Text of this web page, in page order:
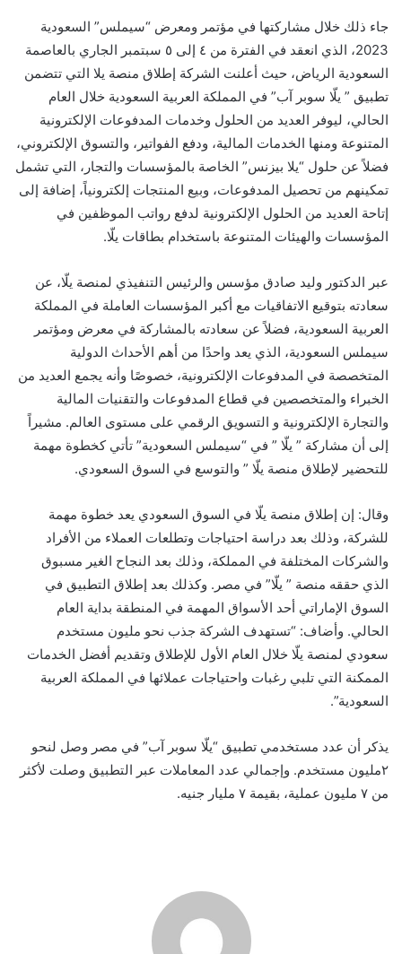
جاء ذلك خلال مشاركتها في مؤتمر ومعرض “سيملس” السعودية
2023، الذي انعقد في الفترة من ٤ إلى ٥ سبتمبر الجاري بالعاصمة
السعودية الرياض، حيث أعلنت الشركة إطلاق منصة يلا التي تتضمن
تطبيق ” يلّا سوبر آب” في المملكة العربية السعودية خلال العام
الحالي، ليوفر العديد من الحلول وخدمات المدفوعات الإلكترونية
المتنوعة ومنها الخدمات المالية، ودفع الفواتير، والتسوق الإلكتروني،
فضلاً عن حلول “يلا بيزنس” الخاصة بالمؤسسات والتجار، التي تشمل
تمكينهم من تحصيل المدفوعات، وبيع المنتجات إلكترونياً، إضافة إلى
إتاحة العديد من الحلول الإلكترونية لدفع رواتب الموظفين في
المؤسسات والهيئات المتنوعة باستخدام بطاقات يلّا.
عبر الدكتور وليد صادق مؤسس والرئيس التنفيذي لمنصة يلّا، عن
سعادته بتوقيع الاتفاقيات مع أكبر المؤسسات العاملة في المملكة
العربية السعودية، فضلاً عن سعادته بالمشاركة في معرض ومؤتمر
سيملس السعودية، الذي يعد واحدًا من أهم الأحداث الدولية
المتخصصة في المدفوعات الإلكترونية، خصوصًا وأنه يجمع العديد من
الخبراء والمتخصصين في قطاع المدفوعات والتقنيات المالية
والتجارة الإلكترونية و التسويق الرقمي على مستوى العالم. مشيراً
إلى أن مشاركة ” يلّا ” في “سيملس السعودية” تأتي كخطوة مهمة
للتحضير لإطلاق منصة يلّا ” والتوسع في السوق السعودي.
وقال: إن إطلاق منصة يلّا في السوق السعودي يعد خطوة مهمة
للشركة، وذلك بعد دراسة احتياجات وتطلعات العملاء من الأفراد
والشركات المختلفة في المملكة، وذلك بعد النجاح الغير مسبوق
الذي حققه منصة ” يلّا” في مصر. وكذلك بعد إطلاق التطبيق في
السوق الإماراتي أحد الأسواق المهمة في المنطقة بداية العام
الحالي. وأضاف: “تستهدف الشركة جذب نحو مليون مستخدم
سعودي لمنصة يلّا خلال العام الأول للإطلاق وتقديم أفضل الخدمات
الممكنة التي تلبي رغبات واحتياجات عملائها في المملكة العربية
السعودية”.
يذكر أن عدد مستخدمي تطبيق “يلّا سوبر آب” في مصر وصل لنحو
٢مليون مستخدم. وإجمالي عدد المعاملات عبر التطبيق وصلت لأكثر
من ٧ مليون عملية، بقيمة ٧ مليار جنيه.